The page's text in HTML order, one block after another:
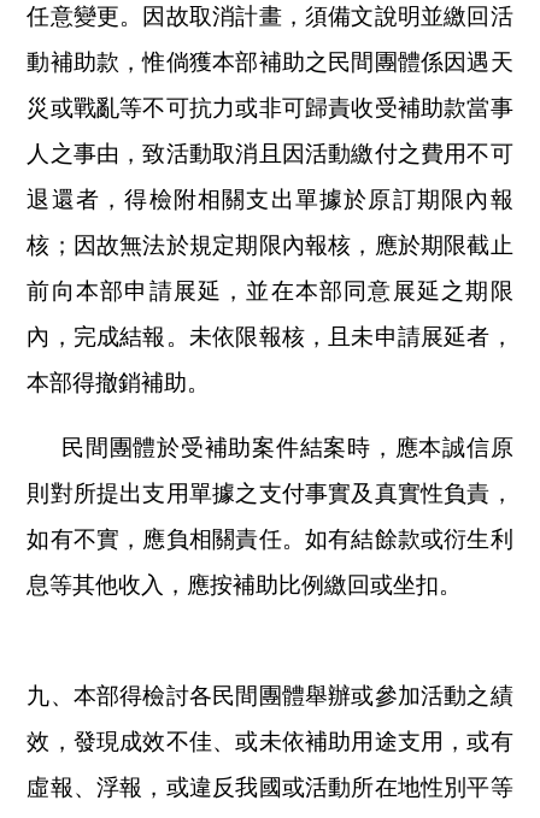
任意變更。因故取消計畫，須備文說明並繳回活
動補助款，惟倘獲本部補助之民間團體係因遇天
災或戰亂等不可抗力或非可歸責收受補助款當事
人之事由，致活動取消且因活動繳付之費用不可
退還者，得檢附相關支出單據於原訂期限內報
核；因故無法於規定期限內報核，應於期限截止
前向本部申請展延，並在本部同意展延之期限
內，完成結報。未依限報核，且未申請展延者，
本部得撤銷補助。
民間團體於受補助案件結案時，應本誠信原
則對所提出支用單據之支付事實及真實性負責，
如有不實，應負相關責任。如有結餘款或衍生利
息等其他收入，應按補助比例繳回或坐扣。
九、本部得檢討各民間團體舉辦或參加活動之績
效，發現成效不佳、或未依補助用途支用，或有
虛報、浮報，或違反我國或活動所在地性別平等